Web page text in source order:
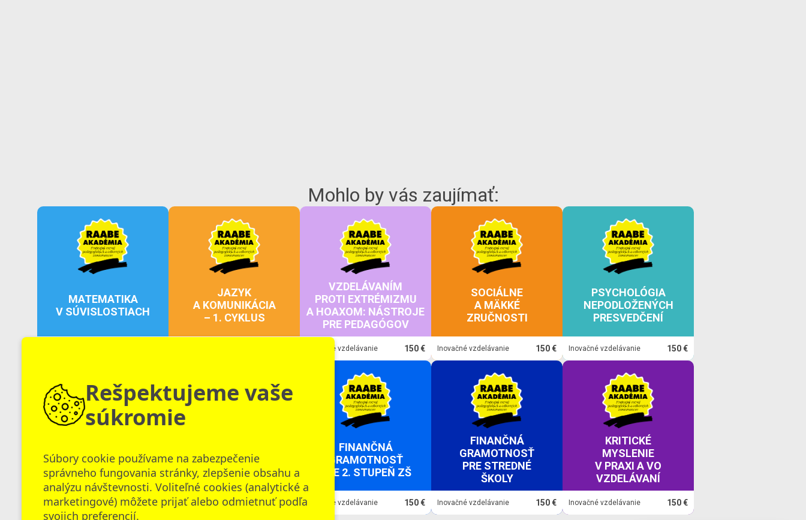
Mohlo by vás zaujímať:
MATEMATIKA
V SÚVISLOSTIACH
JAZYK
A KOMUNIKÁCIA
– 1. CYKLUS
VZDELÁVANÍM
PROTI EXTRÉMIZMU
A HOAXOM: NÁSTROJE
PRE PEDAGÓGOV
Inovačné vzdelávanie 150 €
SOCIÁLNE
A MÄKKÉ
ZRUČNOSTI
Inovačné vzdelávanie 150 €
PSYCHOLÓGIA
NEPODLOŽENÝCH
PRESVEDČENÍ
Inovačné vzdelávanie 150 €
CO VZDELÁVANÍ:
DIGITÁLNE NÁSTROJE,
ĽUDSKÝ POTENCIÁL
Inovačné vzdelávanie 150 €
GRAMOTNOSŤ
PRE 1. STUPEŇ ZŠ
Inovačné vzdelávanie 150 €
FINANČNÁ
GRAMOTNOSŤ
PRE 2. STUPEŇ ZŠ
Inovačné vzdelávanie 150 €
FINANČNÁ
GRAMOTNOSŤ
PRE STREDNÉ
ŠKOLY
Inovačné vzdelávanie 150 €
KRITICKÉ
MYSLENIE
V PRAXI A VO
VZDELÁVANÍ
Inovačné vzdelávanie 150 €
Rešpektujeme vaše
súkromie
Súbory cookie používame na zabezpečenie
správneho fungovania stránky, zlepšenie obsahu a
analýzu návštevnosti. Voliteľné cookies (analytické a
marketingové) môžete prijať alebo odmietnuť podľa
svojich preferencií.